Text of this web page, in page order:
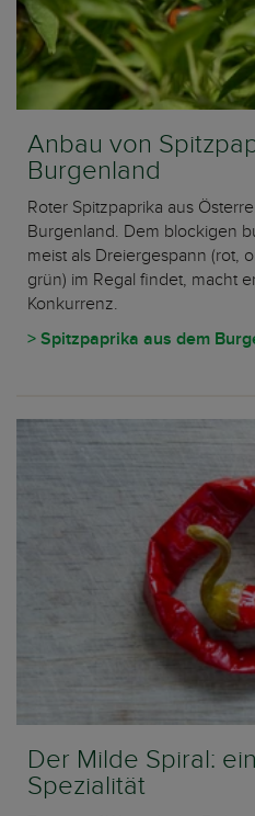
Anbau von
Burgenland
Roter Spitzpaprika aus
Burgenland. Dem blockigen
meist als Dreiergespann (rot,
grün) im Regal findet, macht
Konkurrenz.
> Spitzpaprika aus dem
Der Milde Spiral:
Spezialität